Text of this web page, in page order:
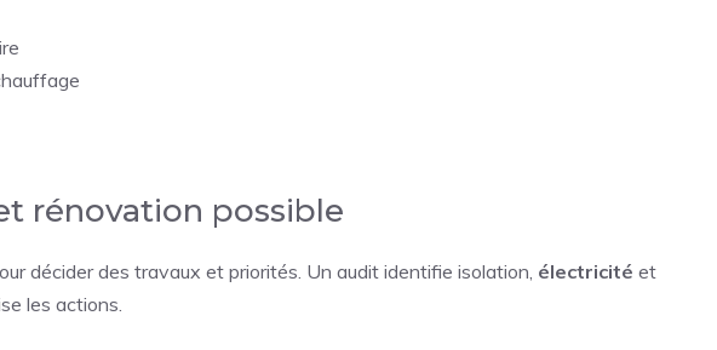
rénovation possible
décider des travaux et priorités. Un audit identifie isolation, électricité et
les actions.